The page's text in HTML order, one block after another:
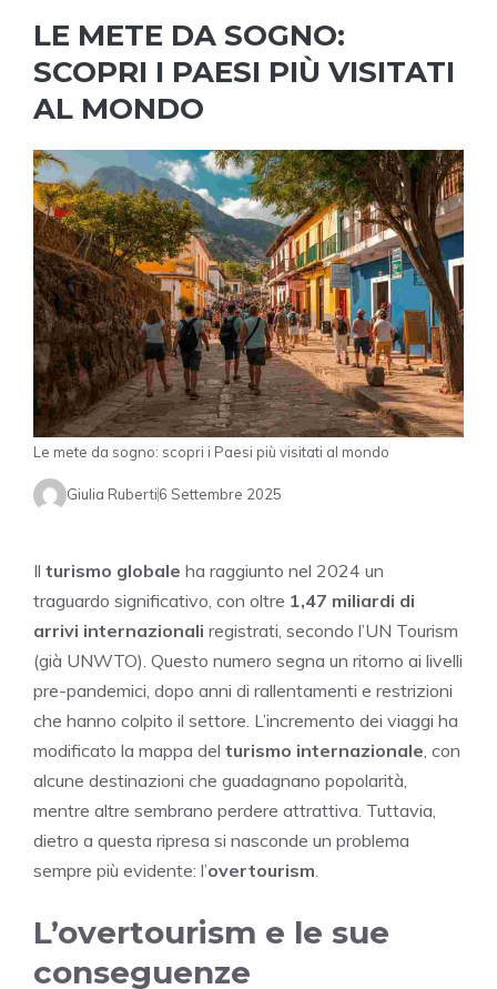
LE METE DA SOGNO:
SCOPRI I PAESI PIÙ VISITATI
AL MONDO
Le mete da sogno: scopri i Paesi più visitati al mondo
Giulia Ruberti6 Settembre 2025
Il turismo globale ha raggiunto nel 2024 un
traguardo significativo, con oltre 1,47 miliardi di
arrivi internazionali registrati, secondo l’UN Tourism
(già UNWTO). Questo numero segna un ritorno ai livelli
pre-pandemici, dopo anni di rallentamenti e restrizioni
che hanno colpito il settore. L’incremento dei viaggi ha
modificato la mappa del turismo internazionale , con
alcune destinazioni che guadagnano popolarità,
mentre altre sembrano perdere attrattiva. Tuttavia,
dietro a questa ripresa si nasconde un problema
sempre più evidente: l’overtourism
L’overtourism e le sue
conseguenze